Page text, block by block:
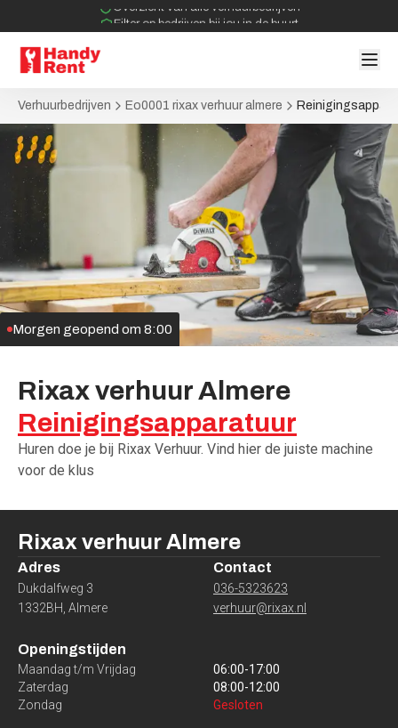
Filter op bedrijven bij jou in de buurt
Geen tussenpartijen bij verhuurovereenkomst
Verhuurbedrijven Eo0001 rixax verhuur almere
RixaxverhuurAlmere
Reinigingsapparatuur
Huren doe je bij Rixax Verhuur. Vind hier de juiste machine
voor de klus
Morgen geopend om 8:00
Rixax verhuurAlmere
Adres
Dukdalfweg 3
1332BH Almere
Contact
036-5323623
verhuur@rixax.nl
Openingstijden
Maandag t/m Vrijdag 06:00-17:00
Zaterdag
08:00-12:00
Zondag
Gesloten